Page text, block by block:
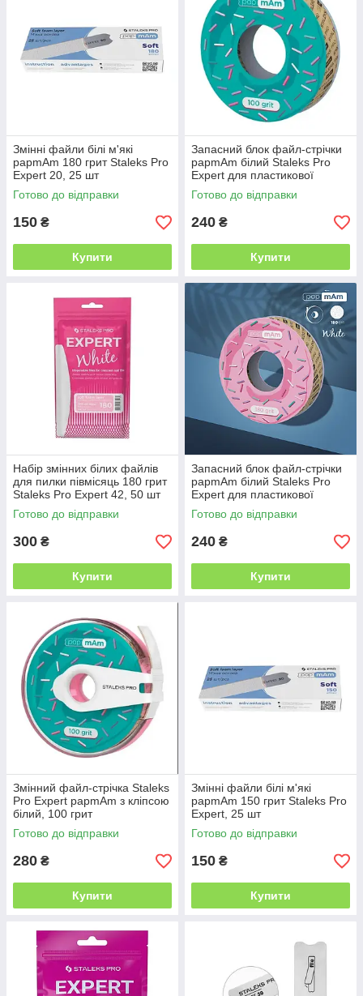
Змінні файли білі м'які
papmAm 180 грит Staleks Pro
Expert 20, 25 шт
Готово до відправки
150 ₴
Купити
Запасний блок файл-стрічки
papmAm білий Staleks Pro
Expert для пластикової
котушки 100 грит
Готово до відправки
240 ₴
Купити
Набір змінних білих файлів
для пилки півмісяць 180 грит
Staleks Pro Expert 42, 50 шт
Готово до відправки
300 ₴
Купити
Запасний блок файл-стрічки
papmAm білий Staleks Pro
Expert для пластикової
котушки 180 грит
Готово до відправки
240 ₴
Купити
Змінний файл-стрічка Staleks
Pro Expert papmAm з кліпсою
білий, 100 грит
Готово до відправки
280 ₴
Купити
Змінні файли білі м'які
papmAm 150 грит Staleks Pro
Expert, 25 шт
Готово до відправки
150 ₴
Купити